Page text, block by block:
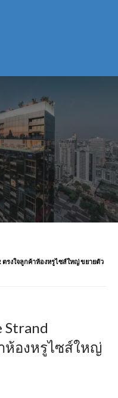
ตรงใจลูกค้าห้องหรูไซส์ใหญ่ ขยายตัว
Strand
ห้องหรูไซส์ใหญ่